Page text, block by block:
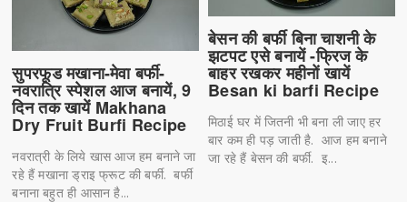
सुपरफूड मखाना-मेवा बर्फी-
नवरात्रि स्पेशल आज बनायें, 9
दिन तक खायें Makhana
Dry Fruit Burfi Recipe
नवरात्री के लिये खास आज हम बनाने जा
रहे हैं मखाना ड्राइ फ्रूट की बर्फी. बर्फी
बनाना बहुत ही आसान है...
बेसन की बर्फी बिना चाशनी के
झटपट एसे बनायें -फ्रिज के
बाहर रखकर महीनों खायें
Besan ki barfi Recipe
मिठाई घर में जितनी भी बना ली जाए हर
बार कम ही पड़ जाती है. आज हम बनाने
जा रहे हैं बेसन की बर्फी. इ...